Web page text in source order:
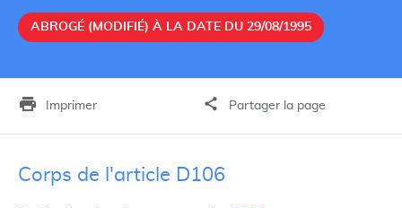
ABROGÉ (MODIFIÉ) À LA DATE DU 29/08/1995
Imprimer Partager la page
Corps de l'article D106